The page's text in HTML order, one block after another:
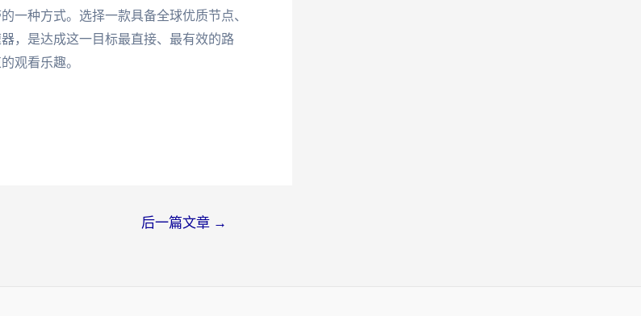
一种方式。选择一款具备全球优质节点、
，是达成这一目标最直接、最有效的路
观看乐趣。
后一篇文章 →